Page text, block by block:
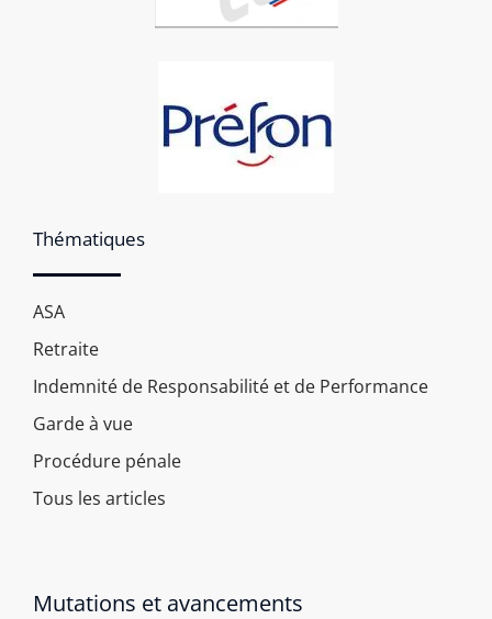
Thématiques
ASA
Retraite
Indemnité de Responsabilité et de Performance
Garde à vue
Procédure pénale
Tous les articles
Mutations et avancements